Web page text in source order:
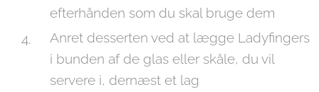
efterhånden som du skal bruge dem
Anret desserten ved at lægge Ladyfingers
i bunden af de glas eller skåle, du vil
servere i, dernæst et lag